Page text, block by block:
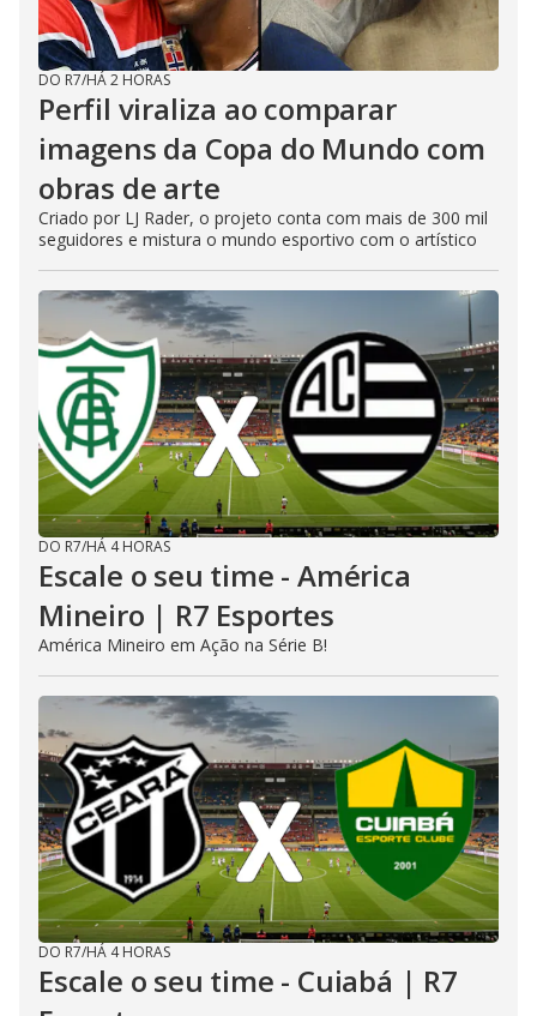
DO R7/HÁ 2 HORAS
Perfil viraliza ao comparar
imagens da Copa do Mundo com
obras de arte
Criado por LJ Rader, o projeto conta com mais de 300 mil
seguidores e mistura o mundo esportivo com o artístico
DO R7/HÁ 4 HORAS
Escale o seu time - América
Mineiro | R7 Esportes
América Mineiro em Ação na Série B!
DO R7/HÁ 4 HORAS
Escale o seu time - Cuiabá | R7